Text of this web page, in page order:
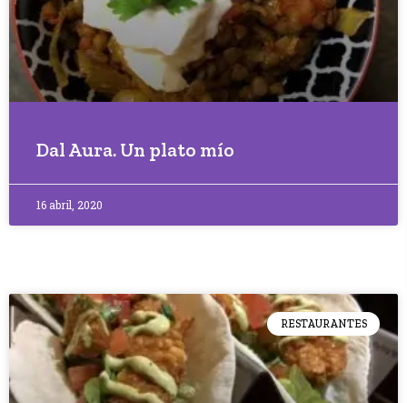
Dal Aura. Un plato mío
16 abril, 2020
RESTAURANTES